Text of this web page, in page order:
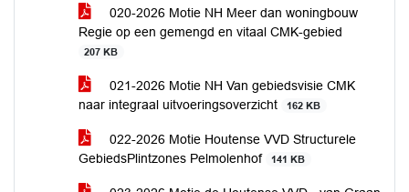
020-2026 Motie NH Meer dan woningbouw
Regie op een gemengd en vitaal CMK-gebied
207 KB
021-2026 Motie NH Van gebiedsvisie CMK
naar integraal uitvoeringsoverzicht
162 KB
022-2026 Motie Houtense VVD Structurele
GebiedsPlintzones Pelmolenhof
141 KB